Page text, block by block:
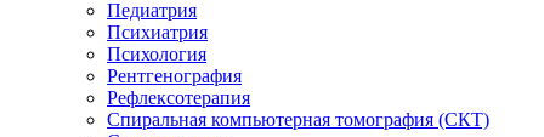
Педиатрия
Психиатрия
Психология
Рентгенография
Рефлексотерапия
Спиральная компьютерная томография (СКТ)